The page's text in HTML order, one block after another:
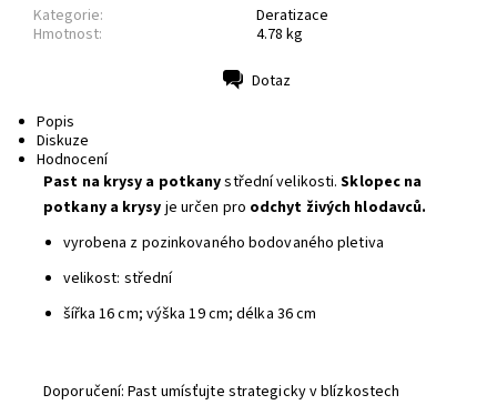
Kategorie:
Deratizace
Hmotnost:
4.78 kg
Dotaz
Popis
Diskuze
Hodnocení
Past na krysy a potkanystřední velikosti.Sklopec na
potkany a krysy je určen pro odchyt živých hlodavců.
vyrobena z pozinkovaného bodovaného pletiva
velikost: střední
šířka 16 cm; výška 19 cm; délka 36 cm
Doporučení: Past umísťujte strategicky v blízkostech